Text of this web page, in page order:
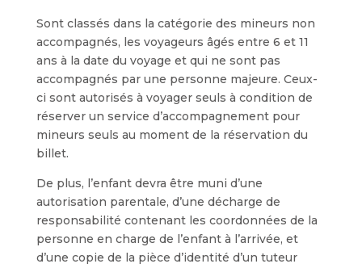
Sont classés dans la catégorie des mineurs non
accompagnés, les voyageurs âgés entre 6 et 11
ans à la date du voyage et qui ne sont pas
accompagnés par une personne majeure. Ceux-
ci sont autorisés à voyager seuls à condition de
réserver un service d’accompagnement pour
mineurs seuls au moment de la réservation du
billet.
De plus, l’enfant devra être muni d’une
autorisation parentale, d’une décharge de
responsabilité contenant les coordonnées de la
personne en charge de l’enfant à l’arrivée, et
d’une copie de la pièce d’identité d’un tuteur